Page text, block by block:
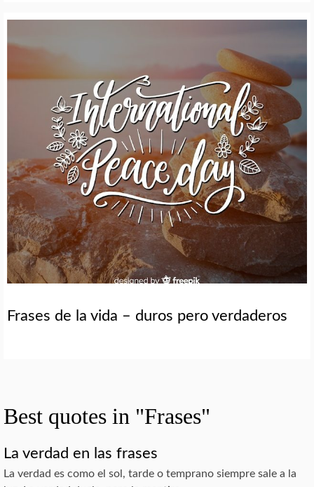
Frases de la vida – duros pero verdaderos
Best quotes in "Frases"
La verdad en las frases
La verdad es como el sol, tarde o temprano siempre sale a la